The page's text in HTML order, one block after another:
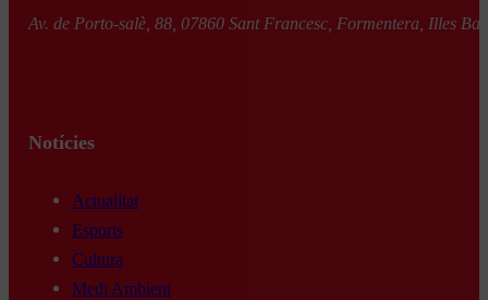
Av. de Porto-salè, 88, 07860 Sant Francesc, Formentera, Illes
Notícies
Actualitat
Esports
Cultura
Medi Ambient